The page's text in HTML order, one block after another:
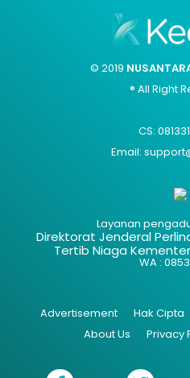
© 2019
® All Right
CS:
Email:
Layanan
Direktorat Jenderal
Tertib Niaga
WA :
Advertisement Hak Cipta
About Us
Privacy